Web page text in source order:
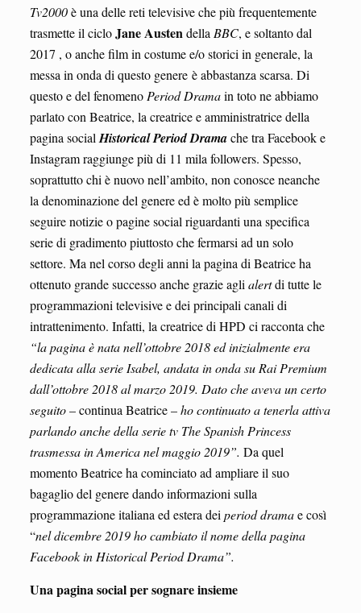
Tv2000è una delle reti televisive che più frequentemente
trasmette il cicloJane Austendella BBC, e soltanto dal
2017 , o anche film in costume e/o storici in generale, la
messa in onda di questo genere è abbastanza scarsa. Di
questo e del fenomeno Period Dramain toto ne abbiamo
parlato con Beatrice, la creatrice e amministratrice della
pagina social Historical Period Dramache tra Facebook e
Instagram raggiunge più di 11 mila followers. Spesso,
soprattutto chi è nuovo nell’ambito, non conosce neanche
la denominazione del genere ed è molto più semplice
seguire notizie o pagine social riguardanti una specifica
serie di gradimento piuttosto che fermarsi ad un solo
settore. Ma nel corso degli anni la pagina di Beatrice ha
ottenuto grande successo anche grazie agli alertdi tutte le
programmazioni televisive e dei principali canali di
intrattenimento. Infatti, la creatrice di HPD ci racconta che
“la pagina è nata nell’ottobre 2018 ed inizialmente era
dedicata alla serie Isabel, andata in onda su Rai Premium
dall’ottobre 2018 al marzo 2019. Dato che aveva un certo
seguito– continua Beatrice –ho continuato a tenerla attiva
parlando anche della serie tv The Spanish Princess
trasmessa in America nel maggio 2019”. Da quel
momento Beatrice ha cominciato ad ampliare il suo
bagaglio del genere dando informazioni sulla
programmazione italiana ed estera dei period dramae così
“nel dicembre 2019 ho cambiato il nome della pagina
Facebook in Historical Period Drama”.
Una pagina social per sognare insieme